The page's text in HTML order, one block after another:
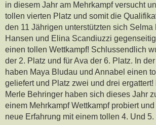
in diesem Jahr am Mehrkampf versucht
tollen vierten Platz und somit die
den 11 Jährigen unterstützten sich Selma
Hansen und Elina Scandiuzzi
einen tollen Wettkampf! Schlussendlich
der 2. Platz und für Ava der 6. Platz. In
haben Maya Bludau und Annabel einen
geliefert und Platz zwei und drei
Merle Behringer haben sich dieses Jahr
einem Mehrkampf Wettkampf probiert
neue Erfahrung mit einem tollen 4. Und 5.